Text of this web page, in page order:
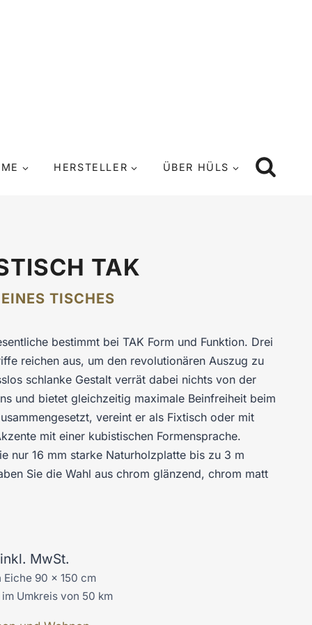
HERSTELLER ÜBER HÜLS
TAK
TISCHES
bestimmt bei TAK Form und Funktion. Drei
reichen aus, um den revolutionären Auszug zu
schlanke Gestalt verrät dabei nichts von der
und bietet gleichzeitig maximale Beinfreiheit beim
vereint er als Fixtisch oder mit
mit einer kubistischen Formensprache.
nur 16 mm starke Naturholzplatte bis zu 3 m
Sie die Wahl aus chrom glänzend, chrom matt
inkl. MwSt.
90 x 150 cm
Umkreis von 50 km